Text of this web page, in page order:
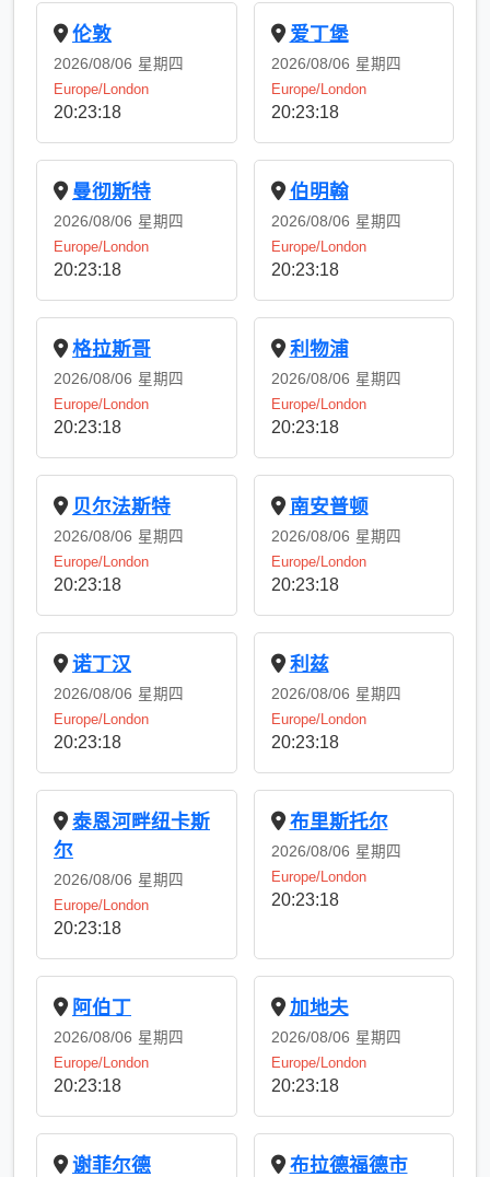
伦敦
2026/08/06 星期四
Europe/London
20:23:18
爱丁堡
2026/08/06 星期四
Europe/London
20:23:18
曼彻斯特
2026/08/06 星期四
Europe/London
20:23:18
伯明翰
2026/08/06 星期四
Europe/London
20:23:18
格拉斯哥
2026/08/06 星期四
Europe/London
20:23:18
利物浦
2026/08/06 星期四
Europe/London
20:23:18
贝尔法斯特
2026/08/06 星期四
Europe/London
20:23:18
南安普顿
2026/08/06 星期四
Europe/London
20:23:18
诺丁汉
2026/08/06 星期四
Europe/London
20:23:18
利兹
2026/08/06 星期四
Europe/London
20:23:18
泰恩河畔纽卡斯
尔
2026/08/06 星期四
Europe/London
20:23:18
布里斯托尔
2026/08/06 星期四
Europe/London
20:23:18
阿伯丁
2026/08/06 星期四
Europe/London
20:23:18
加地夫
2026/08/06 星期四
Europe/London
20:23:18
谢菲尔德 布拉德福德市